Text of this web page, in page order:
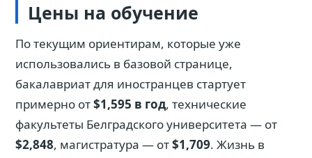
Цены на обучение
По текущим ориентирам, которые уже
использовались в базовой странице,
бакалавриат для иностранцев стартует
примерно от$1,595 в год, технические
факультеты Белградского университета — от
$2,848, магистратура — от$1,709. Жизнь в